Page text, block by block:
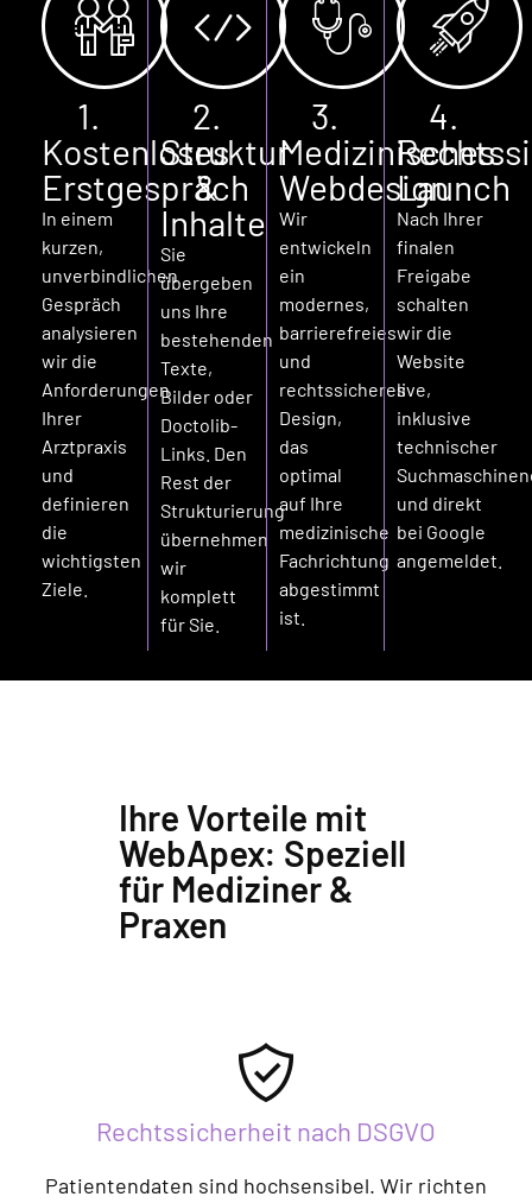
1.
Kostenloses
Erstgespräch
In einem
kurzen,
unverbindlichen
Gespräch
analysieren
wir die
Anforderungen
Ihrer
Arztpraxis
und
definieren
die
wichtigsten
Ziele.
2.
Struktur
&
Inhalte
Sie
übergeben
uns Ihre
bestehenden
Texte,
Bilder oder
Doctolib-
Links. Den
Rest der
Strukturierung
übernehmen
wir
komplett
für Sie.
3.
Medizinisches
Webdesign
Wir
entwickeln
ein
modernes,
barrierefreies
und
rechtssicheres
Design,
das
optimal
auf Ihre
medizinische
Fachrichtung
abgestimmt
ist.
4.
Launch
Nach Ihrer
finalen
Freigabe
schalten
wir die
Website
live,
inklusive
technischer
und direkt
bei Google
angemeldet.
Ihre Vorteile mit
WebApex: Speziell
für Mediziner &
Praxen
Rechtssicherheit nach DSGVO
Patientendaten sind hochsensibel. Wir richten